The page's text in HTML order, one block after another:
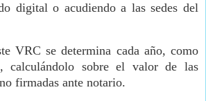
digital o acudiendo a las sedes del
VRC se determina cada año, como
calculándolo sobre el valor de las
firmadas ante notario.